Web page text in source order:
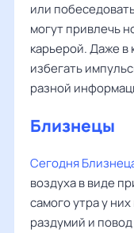
или
могут привлечь
карьерой. Даже в
избегать
разной
Близнецы
Сегодня
воздуха в виде
самого утра у
раздумий и